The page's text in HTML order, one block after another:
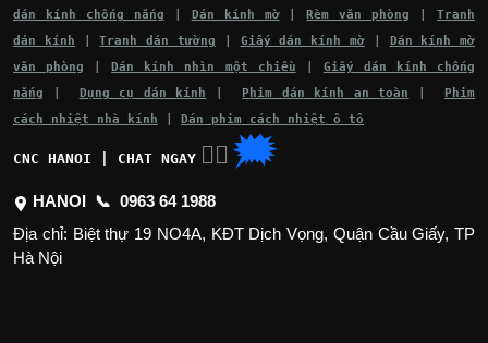
dán kính chống nắng
Dán kính mờ Rèm văn phòng |Tranh
dán kính
Tranh dán tường Giấy dán kính mờ
Dán kính mờ
văn phòng
Dán kính nhìn một chiều
Giấy dán kính chống
nắng
Dụng cụ dán kính Phim dán kính an toàn
Phim
cách nhiệt nhà kính
Dán phim cách nhiệt ô tô
CNC HANOI | CHAT NGAY 👉🏽 🗯
HANOI 📞 0963 64 1988
Địa chỉ: Biệt thự 19 NO4A, KĐT Dịch Vọng, Quận Cầu Giấy, TP
Hà Nội